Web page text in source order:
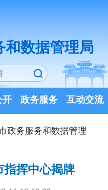
数据管理局
政务服务 互动交流
政务服务和数据管理
挥中心揭牌